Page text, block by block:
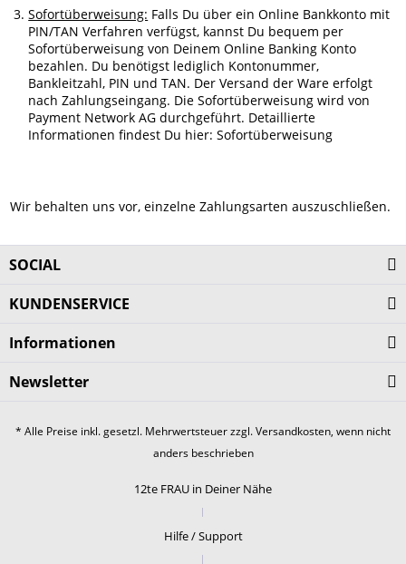
Sofortüberweisung: Falls Du über ein Online Bankkonto mit
PIN/TAN Verfahren verfügst, kannst Du bequem per
Sofortüberweisung von Deinem Online Banking Konto
bezahlen. Du benötigst lediglich Kontonummer,
Bankleitzahl, PIN und TAN. Der Versand der Ware erfolgt
nach Zahlungseingang. Die Sofortüberweisung wird von
Payment Network AG durchgeführt. Detaillierte
Informationen findest Du hier:Sofortüberweisung
Wir behalten uns vor, einzelne Zahlungsarten auszuschließen.
SOCIAL
KUNDENSERVICE
Informationen
Newsletter
* Alle Preise inkl. gesetzl. Mehrwertsteuer zzgl.Versandkosten, wenn nicht
anders beschrieben
12te FRAU in Deiner Nähe
Hilfe / Support